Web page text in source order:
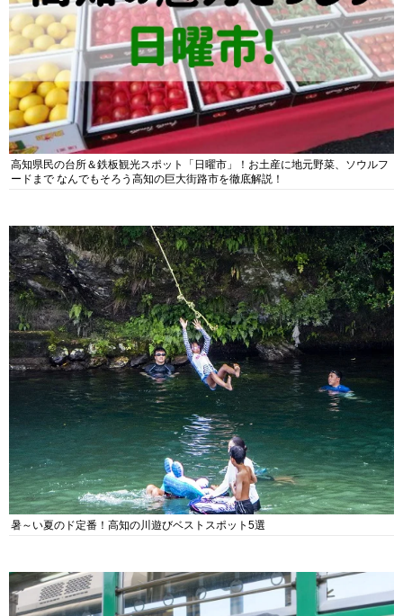
高知県民の台所＆鉄板観光スポット「日曜市」！お土産に地元野菜、ソウルフ
ードまで なんでもそろう高知の巨大街路市を徹底解説！
暑～い夏のド定番！高知の川遊びベストスポット5選